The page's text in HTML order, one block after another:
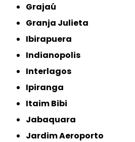
Grajaú
Granja Julieta
Ibirapuera
Indianopolis
Interlagos
Ipiranga
Itaim Bibi
Jabaquara
Jardim Aeroporto